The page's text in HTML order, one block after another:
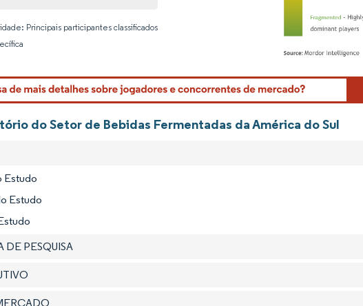
Principais participantes classificados
Imagem © Mordor Intelligence. O
do Setor de Bebidas Fermentadas da América do Sul
Estudo
Estudo
PESQUISA